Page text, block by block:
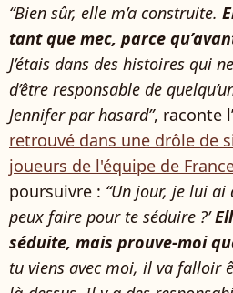
“Bien sûr, elle m’a construite.
tant que mec, parce
J’étais dans des histoires qui
d’être responsable de
Jennifer par hasard”, raconte
retrouvé dans une drôle de
joueurs de l'équipe de
poursuivre : “Un jour, je lui ai
peux faire pour te séduire ?’
séduite, mais prouve-moi
tu viens avec moi, il va falloir